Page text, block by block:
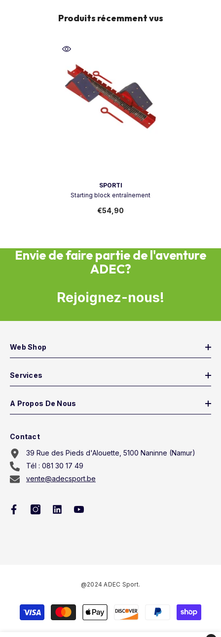
Produits récemment vus
SPORTI
Starting block entraînement
€54,90
Envie de faire partie de l'aventure
ADEC?
Rejoignez-nous!
Web Shop
Services
A Propos De Nous
Contact
39 Rue des Pieds d'Alouette, 5100 Naninne (Namur)
Tél : 081 30 17 49
vente@adecsport.be
@2024 ADEC Sport.
Payment
methods